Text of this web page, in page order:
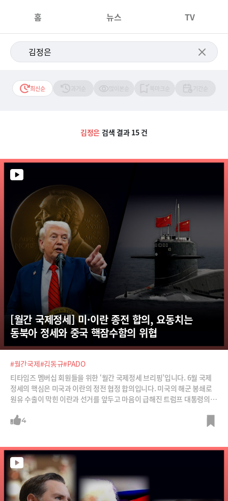
홈 뉴스 TV
최신순
김정은 검색 결과 15 건
[월간 국제정세] 미·이란 종전 합의, 요동치는
동북아 정세와 중국 핵잠수함의 위협
#월간국제#김동규#PADO
티타임즈 멤버십 회원들을 위한 ‘월간 국제정세 브리핑’입니다. 6월 국제
정세의 핵심은 미국과 이란의 정전 협정 합의입니다. 미국의 해군 봉쇄로
원유 수출이 막힌 이란과 선거를 앞두고 마음이 급해진 트럼프 대통령의 이
접어들면서 트럼프 대통령의 대북 행보도 심상치 않습니다. 노벨 평화상을
제 돌파구가 될 동해 항구를 확보하려는 중국의 장기 프로젝트도 눈여겨볼
대목입니다.마지막으로 제조업 쇠퇴로 함정 수리조차 버거운 미국과 달리
매년 무서운 속도로 핵추진 잠수함을 건조하고 있는 중국의 굴기가 해양 안
보에 미칠 파장까지, 국제시사문예지 PADO의 김동규 편집장이 상세히 분
석해 드립니다.
4